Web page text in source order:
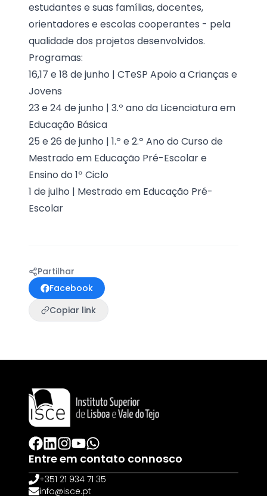
estudantes e suas famílias, docentes,
orientadores e escolas cooperantes - pela
qualidade dos projetos desenvolvidos.
Programas:
16,17 e 18 de junho | CTeSP Apoio a Crianças e
Jovens
23 e 24 de junho | 3.º ano da Licenciatura em
Educação Básica
25 e 26 de junho | 1.º e 2.º Ano do Curso de
Mestrado em Educação Pré-Escolar e
Ensino do 1º Ciclo
1 de julho | Mestrado em Educação Pré-
Escolar
Partilhar
Facebook
Copiar link
Entre em contato connosco
+351 21 934 71 35
info@isce.pt